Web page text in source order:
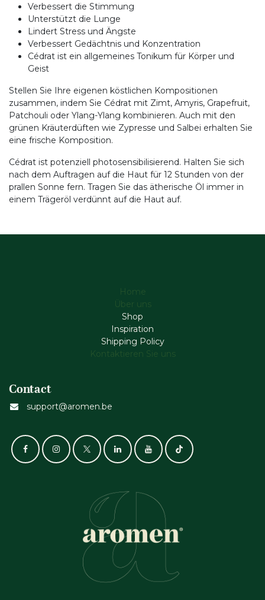
Verbessert die Stimmung
Unterstützt die Lunge
Lindert Stress und Ängste
Verbessert Gedächtnis und Konzentration
Cédrat ist ein allgemeines Tonikum für Körper und
Geist
Stellen Sie Ihre eigenen köstlichen Kompositionen
zusammen, indem Sie Cédrat mit Zimt, Amyris, Grapefruit,
Patchouli oder Ylang-Ylang kombinieren. Auch mit den
grünen Kräuterdüften wie Zypresse und Salbei erhalten Sie
eine frische Komposition.
Cédrat ist potenziell photosensibilisierend. Halten Sie sich
nach dem Auftragen auf die Haut für 12 Stunden von der
prallen Sonne fern. Tragen Sie das ätherische Öl immer in
einem Trägeröl verdünnt auf die Haut auf.
Home
Über uns
Shop
Inspiration
Shipping Policy
Kontaktieren Sie uns
Contact
support@aromen.be